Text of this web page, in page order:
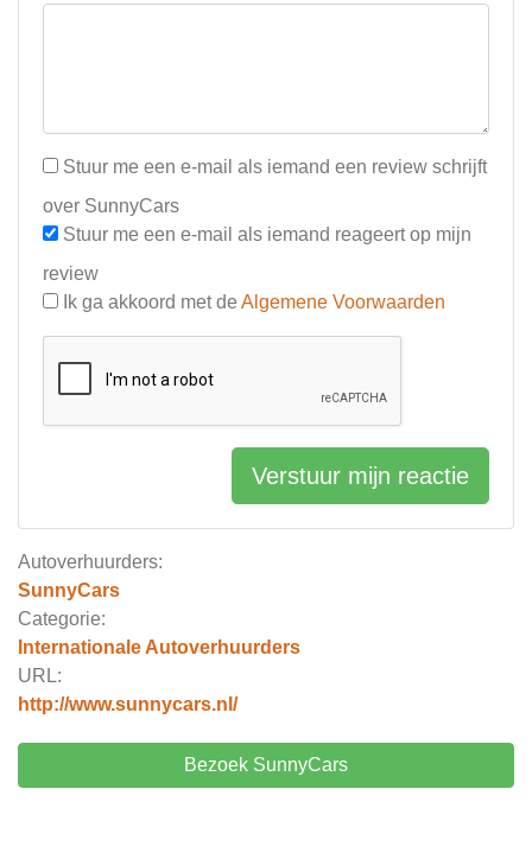
Autoverhuurders:
SunnyCars
Categorie:
Internationale Autoverhuurders
URL:
http://www.sunnycars.nl/
Bezoek SunnyCars
Stuur me een e-mail als iemand een review schrijft
over SunnyCars
Stuur me een e-mail als iemand reageert op mijn
review
Ik ga akkoord met de Algemene Voorwaarden
Verstuur mijn reactie